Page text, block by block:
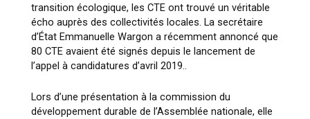
transition écologique, les CTE ont trouvé un véritable
écho auprès des collectivités locales. La secrétaire
d’État Emmanuelle Wargon a récemment annoncé que
80 CTE avaient été signés depuis le lancement de
l’appel à candidatures d’avril 2019..
Lors d’une présentation à la commission du
développement durable de l’Assemblée nationale, elle